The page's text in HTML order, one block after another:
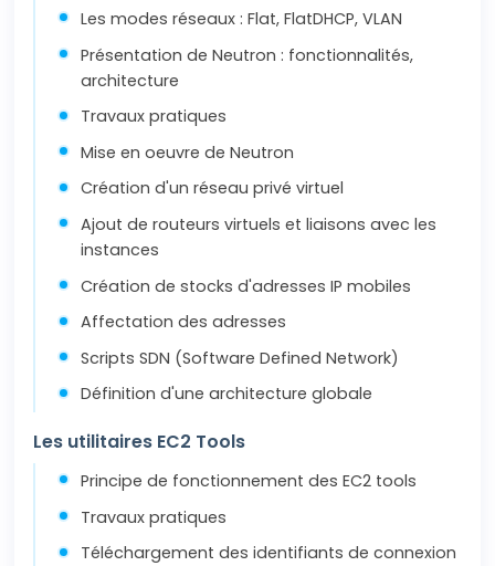
Les modes réseaux : Flat, FlatDHCP, VLAN
Présentation de Neutron : fonctionnalités,
architecture
Travaux pratiques
Mise en oeuvre de Neutron
Création d'un réseau privé virtuel
Ajout de routeurs virtuels et liaisons avec les
instances
Création de stocks d'adresses IP mobiles
Affectation des adresses
Scripts SDN (Software Defined Network)
Définition d'une architecture globale
Les utilitaires EC2 Tools
Principe de fonctionnement des EC2 tools
Travaux pratiques
Téléchargement des identifiants de connexion